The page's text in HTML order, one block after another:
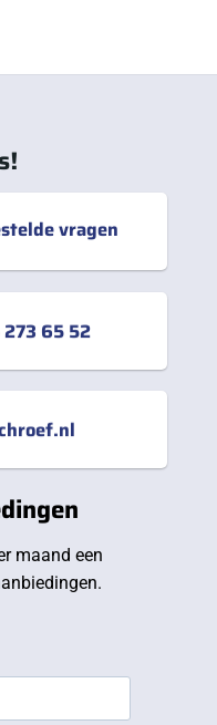
vragen
65 52
maand een